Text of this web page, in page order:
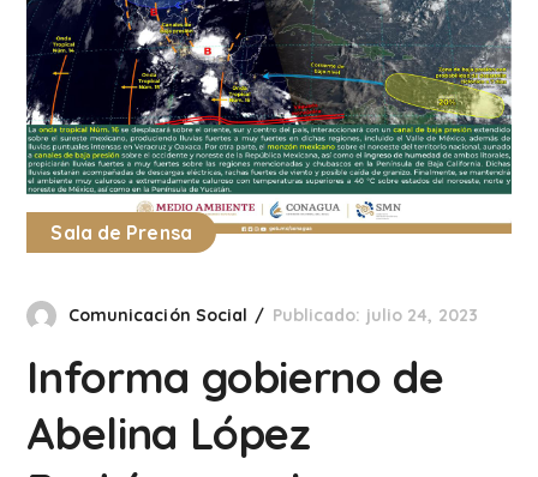
Sala de Prensa
Comunicación Social Publicado: julio 24, 2023
Informa gobierno de
Abelina López